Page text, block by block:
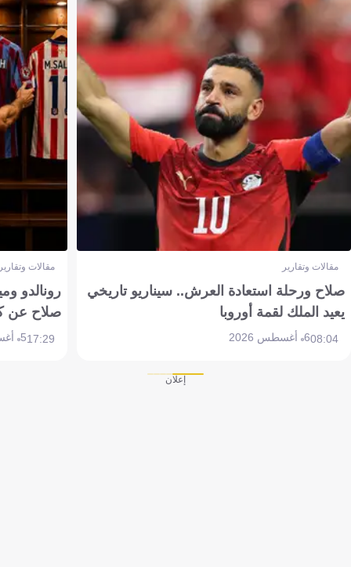
مقالات وتقارير
صلاح ورحلة استعادة العرش.. سيناريو تاريخي
يعيد الملك لقمة أوروبا
08:046 أغسطس 2026
مقالات
رونالدو
صلاح عن
17:295 أغسطس 2026
إعلان